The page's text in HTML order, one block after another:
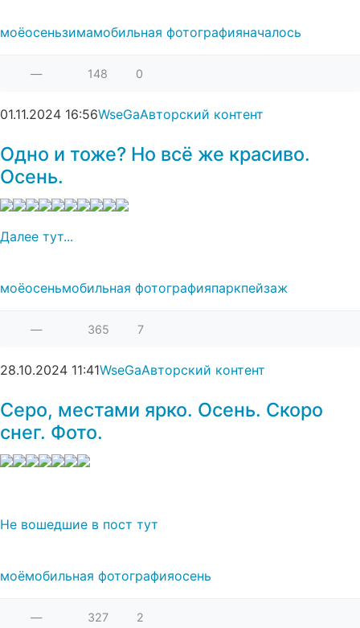
моёосеньзимамобильная фотографияначалось
— 148 0
01.11.2024 16:56WseGaАвторский контент
Одно и тоже? Но всё же красиво.
Осень.
Далее тут...
моёосеньмобильная фотографияпаркпейзаж
— 365 7
28.10.2024 11:41WseGaАвторский контент
Серо, местами ярко. Осень. Скоро
снег. Фото.
Не вошедшие в пост тут
моёмобильная фотографияосень
— 327 2